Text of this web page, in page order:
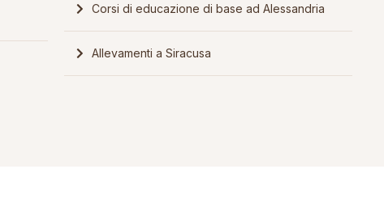
Corsi di educazione di base ad Alessandria
Allevamenti a Siracusa